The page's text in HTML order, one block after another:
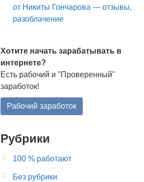
от Никиты Гончарова — отзывы,
разоблачение
Хотите начать зарабатывать в
интернете?
Есть рабочий и "Проверенный"
заработок!
Рабочий заработок
Рубрики
100 % работают
Без рубрики